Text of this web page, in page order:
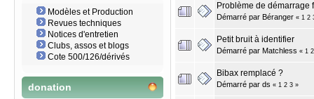
Modèles et Production
Revues techniques
Notices d'entretien
Clubs, assos et blogs
Cote 500/126/dérivés
donation
Problème de démarrage
Démarré par Béranger « 1 2
Petit bruit à identifier
Démarré par Matchless « 1 2
Bibax remplacé ?
Démarré par ds « 1 2 3 »